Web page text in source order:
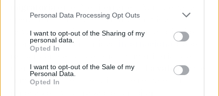
Personal Data Processing Opt Outs
I want to opt-out of the Sharing of my
personal data.
Opted In
I want to opt-out of the Sale of my
Personal Data.
Opted In
operación de rescate termina con vidas
salvadas, también plantea preguntas difíciles
sobre cómo la comunidad
debe
responder a estos desafíos humanitarios de
manera más efectiva y humana.
La valentía
compromiso de los equipos de rescate son